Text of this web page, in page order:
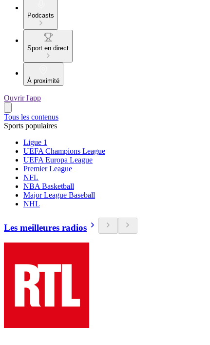
Podcasts
Sport en direct
À proximité
Ouvrir l'app
Tous les contenus
Sports populaires
Ligue 1
UEFA Champions League
UEFA Europa League
Premier League
NFL
NBA Basketball
Major League Baseball
NHL
Les meilleures radios